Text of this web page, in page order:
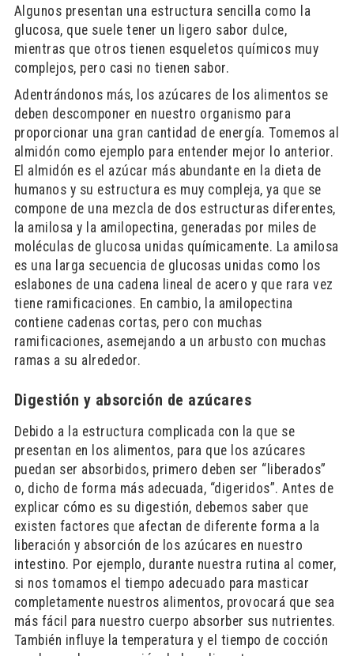
Algunos presentan una estructura sencilla como la
glucosa, que suele tener un ligero sabor dulce,
mientras que otros tienen esqueletos químicos muy
complejos, pero casi no tienen sabor.
Adentrándonos más, los azúcares de los alimentos se
deben descomponer en nuestro organismo para
proporcionar una gran cantidad de energía. Tomemos al
almidón como ejemplo para entender mejor lo anterior.
El almidón es el azúcar más abundante en la dieta de
humanos y su estructura es muy compleja, ya que se
compone de una mezcla de dos estructuras diferentes,
la amilosa y la amilopectina, generadas por miles de
moléculas de glucosa unidas químicamente. La amilosa
es una larga secuencia de glucosas unidas como los
eslabones de una cadena lineal de acero y que rara vez
tiene ramificaciones. En cambio, la amilopectina
contiene cadenas cortas, pero con muchas
ramificaciones, asemejando a un arbusto con muchas
ramas a su alrededor.
Digestión y absorción de azúcares
Debido a la estructura complicada con la que se
presentan en los alimentos, para que los azúcares
puedan ser absorbidos, primero deben ser “liberados”
o, dicho de forma más adecuada, “digeridos”. Antes de
explicar cómo es su digestión, debemos saber que
existen factores que afectan de diferente forma a la
liberación y absorción de los azúcares en nuestro
intestino. Por ejemplo, durante nuestra rutina al comer,
si nos tomamos el tiempo adecuado para masticar
completamente nuestros alimentos, provocará que sea
más fácil para nuestro cuerpo absorber sus nutrientes.
También influye la temperatura y el tiempo de cocción